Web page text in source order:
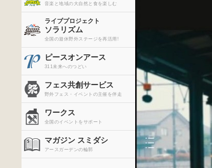
音楽と地域の大自然と食を楽しむ
ライブプロジェクト
ソラリズム
全国の遊休野外ステージを再活用!
ピースオンアース
311未来へのつどい
フェス共創サービス
野外フェス・イベントの主催を伴走
ワークス
全国のイベントをサポート
マガジン スミダシ
アースガーデンの輪郭